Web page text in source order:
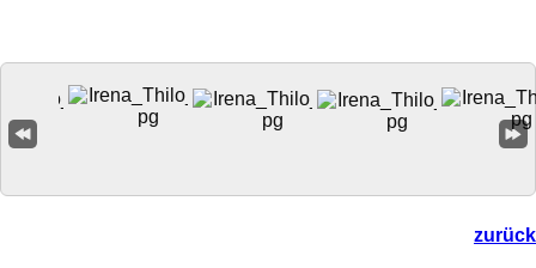
zurück